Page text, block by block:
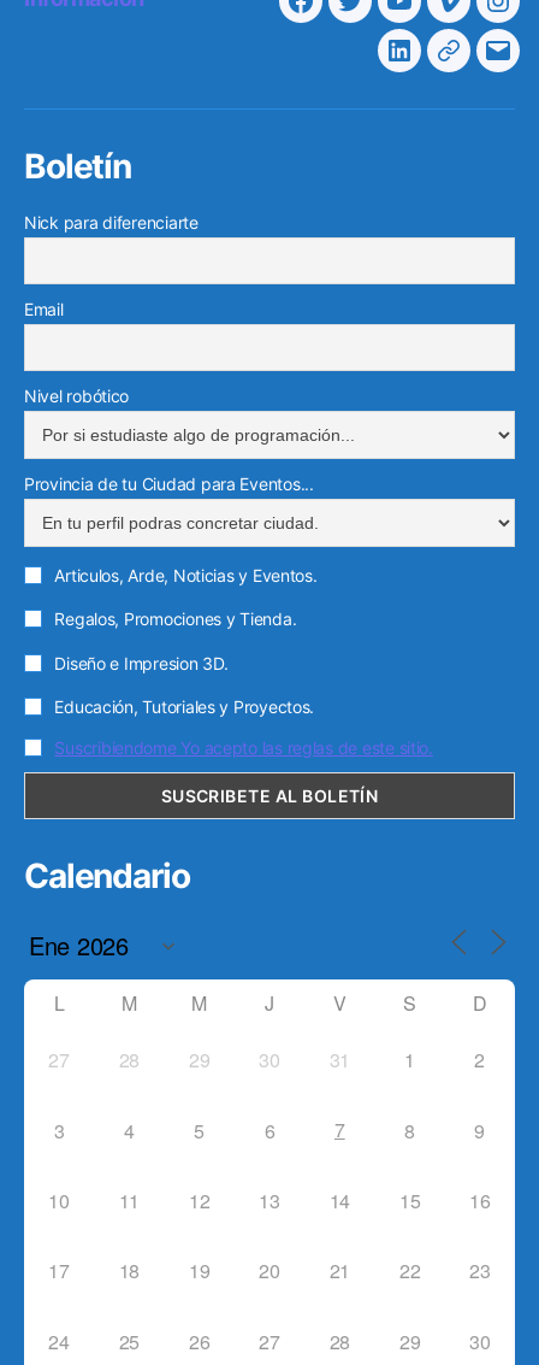
Facebook
TwitterYoutubeVimeo
LinkedinTelegram
Boletín
Nick para diferenciarte
Email
Nivel robótico
Provincia de tu Ciudad para Eventos...
Articulos, Arde, Noticias y Eventos.
Regalos, Promociones y Tienda.
Diseño e Impresion 3D.
Educación, Tutoriales y Proyectos.
Suscribiendome Yo acepto las reglas de este sitio.
Calendario
L M M J V S D
27 28 29 30 31 1 2
3 4 5 6 7 8 9
10 11 12 13 14 15 16
17 18 19 20 21 22 23
24 25 26 27 28 29 30